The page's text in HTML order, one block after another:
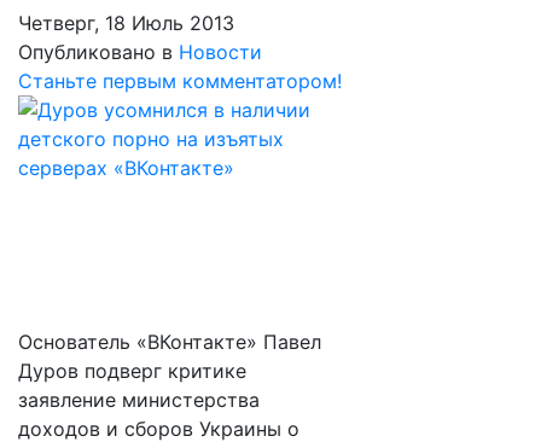
Четверг, 18 Июль 2013
Опубликовано в Новости
Станьте первым комментатором!
Основатель «ВКонтакте» Павел
Дуров подверг критике
заявление министерства
доходов и сборов Украины о